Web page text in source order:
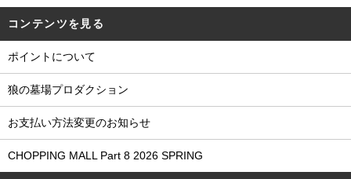
コンテンツを見る
ポイントについて
狼の墓場プロダクション
お支払い方法変更のお知らせ
CHOPPING MALL Part 8 2026 SPRING